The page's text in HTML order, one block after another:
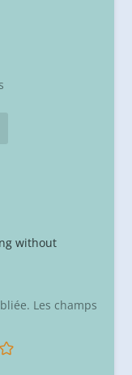
without
Les champs